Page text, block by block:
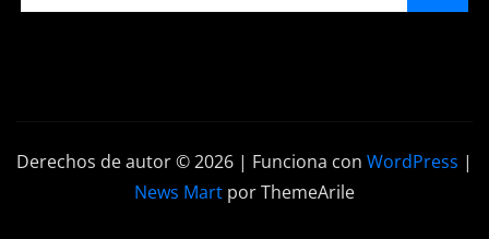
Derechos de autor © 2026 | Funciona con WordPress |
News Mart por ThemeArile